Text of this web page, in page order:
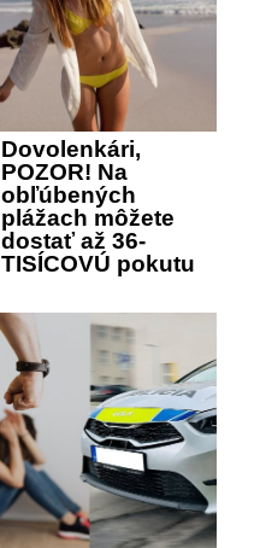
Dovolenkári,
POZOR! Na
obľúbených
plážach môžete
dostať až 36-
TISÍCOVÚ pokutu